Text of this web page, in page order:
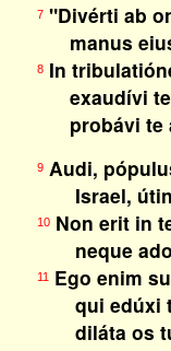
7"Divérti ab
manus
8In
exaudívi te
probávi te
9Audi,
Israel,
10Non erit in
neque
11Ego enim
qui edúxi
diláta os